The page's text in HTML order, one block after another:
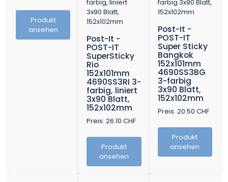
Produkt
ansehen
Post-It -
POST-IT
SuperSticky
Rio
152x101mm
4690SS3RI 3-
farbig, liniert
3x90 Blatt,
152x102mm
Preis: 26.10 CHF
Produkt
ansehen
Post-It -
POST-IT
Super Sticky
Bangkok
152x101mm
4690SS3BG
3-farbig
3x90 Blatt,
152x102mm
Preis: 20.50 CHF
Produkt
ansehen